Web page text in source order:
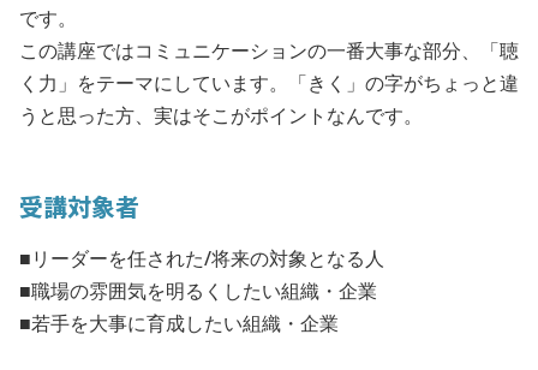
です。
この講座ではコミュニケーションの一番大事な部分、「聴
く力」をテーマにしています。「きく」の字がちょっと違
うと思った方、実はそこがポイントなんです。
受講対象者
■リーダーを任された/将来の対象となる人
■職場の雰囲気を明るくしたい組織・企業
■若手を大事に育成したい組織・企業